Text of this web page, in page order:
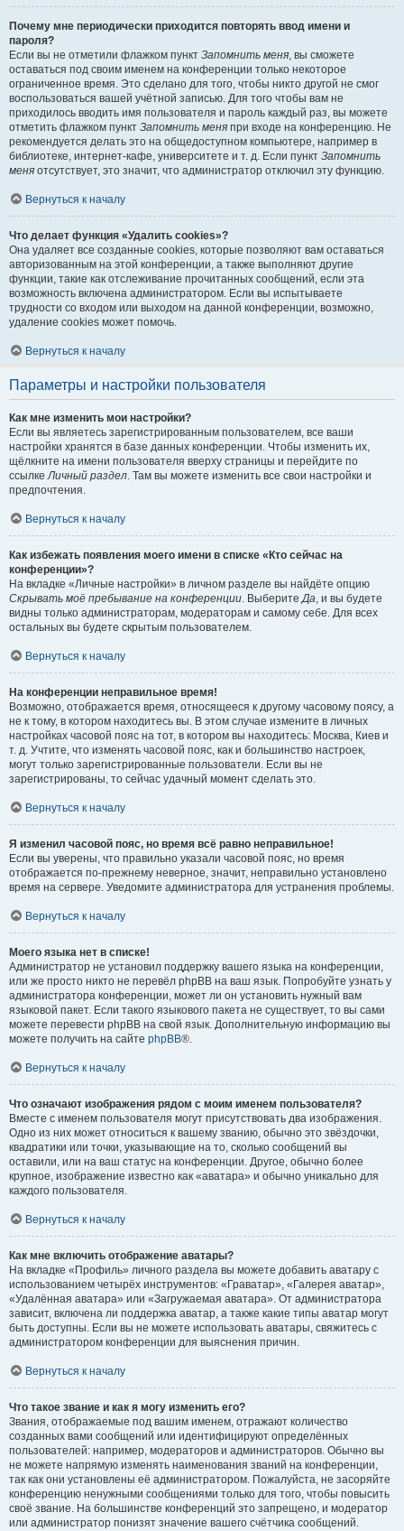
Почему мне периодически приходится повторять ввод имени и
пароля?
Если вы не отметили флажком пункт Запомнить меня, вы сможете
оставаться под своим именем на конференции только некоторое
ограниченное время. Это сделано для того, чтобы никто другой не смог
воспользоваться вашей учётной записью. Для того чтобы вам не
приходилось вводить имя пользователя и пароль каждый раз, вы можете
отметить флажком пункт Запомнить меня при входе на конференцию. Не
рекомендуется делать это на общедоступном компьютере, например в
библиотеке, интернет-кафе, университете и т. д. Если пункт Запомнить
меня отсутствует, это значит, что администратор отключил эту функцию.
Вернуться к началу
Что делает функция «Удалить cookies»?
Она удаляет все созданные cookies, которые позволяют вам оставаться
авторизованным на этой конференции, а также выполняют другие
функции, такие как отслеживание прочитанных сообщений, если эта
возможность включена администратором. Если вы испытываете
трудности со входом или выходом на данной конференции, возможно,
удаление cookies может помочь.
Вернуться к началу
Параметры и настройки пользователя
Как мне изменить мои настройки?
Если вы являетесь зарегистрированным пользователем, все ваши
настройки хранятся в базе данных конференции. Чтобы изменить их,
щёлкните на имени пользователя вверху страницы и перейдите по
ссылкеЛичный раздел. Там вы можете изменить все свои настройки и
предпочтения.
Вернуться к началу
Как избежать появления моего имени в списке «Кто сейчас на
конференции»?
На вкладке «Личные настройки» в личном разделе вы найдёте опцию
Скрывать моё пребывание на конференции. ВыберитеДа, и вы будете
видны только администраторам, модераторам и самому себе. Для всех
остальных вы будете скрытым пользователем.
Вернуться к началу
На конференции неправильное время!
Возможно, отображается время, относящееся к другому часовому поясу, а
не к тому, в котором находитесь вы. В этом случае измените в личных
настройках часовой пояс на тот, в котором вы находитесь: Москва, Киев и
т. д. Учтите, что изменять часовой пояс, как и большинство настроек,
могут только зарегистрированные пользователи. Если вы не
зарегистрированы, то сейчас удачный момент сделать это.
Вернуться к началу
Я изменил часовой пояс, но время всё равно неправильное!
Если вы уверены, что правильно указали часовой пояс, но время
отображается по-прежнему неверное, значит, неправильно установлено
время на сервере. Уведомите администратора для устранения проблемы.
Вернуться к началу
Моего языка нет в списке!
Администратор не установил поддержку вашего языка на конференции,
или же просто никто не перевёл phpBB на ваш язык. Попробуйте узнать у
администратора конференции, может ли он установить нужный вам
языковой пакет. Если такого языкового пакета не существует, то вы сами
можете перевести phpBB на свой язык. Дополнительную информацию вы
можете получить на сайте phpBB®.
Вернуться к началу
Что означают изображения рядом с моим именем пользователя?
Вместе с именем пользователя могут присутствовать два изображения.
Одно из них может относиться к вашему званию, обычно это звёздочки,
квадратики или точки, указывающие на то, сколько сообщений вы
оставили, или на ваш статус на конференции. Другое, обычно более
крупное, изображение известно как «аватара» и обычно уникально для
каждого пользователя.
Вернуться к началу
Как мне включить отображение аватары?
На вкладке «Профиль» личного раздела вы можете добавить аватару с
использованием четырёх инструментов: «Граватар», «Галерея аватар»,
«Удалённая аватара» или «Загружаемая аватара». От администратора
зависит, включена ли поддержка аватар, а также какие типы аватар могут
быть доступны. Если вы не можете использовать аватары, свяжитесь с
администратором конференции для выяснения причин.
Вернуться к началу
Что такое звание и как я могу изменить его?
Звания, отображаемые под вашим именем, отражают количество
созданных вами сообщений или идентифицируют определённых
пользователей: например, модераторов и администраторов. Обычно вы
не можете напрямую изменять наименования званий на конференции,
так как они установлены её администратором. Пожалуйста, не засоряйте
конференцию ненужными сообщениями только для того, чтобы повысить
своё звание. На большинстве конференций это запрещено, и модератор
или администратор понизят значение вашего счётчика сообщений.